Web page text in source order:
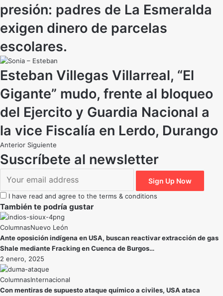
presión: padres de La Esmeralda
exigen dinero de parcelas
escolares.
Esteban Villegas Villarreal, “El
Gigante” mudo, frente al bloqueo
del Ejercito y Guardia Nacional a
la vice Fiscalía en Lerdo, Durango
Anterior Siguiente
Suscríbete al newsletter
I have read and agree to the terms & conditions
También te podría gustar
Nuevo León
Ante oposición indígena en USA, buscan reactivar extracción de gas
Shale mediante Fracking en Cuenca de Burgos…
2 enero, 2025
Internacional
Con mentiras de supuesto ataque químico a civiles, USA ataca